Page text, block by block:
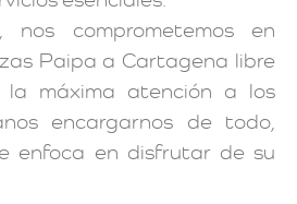
nos comprometemos en
Paipa a Cartagena libre
máxima atención a los
encargarnos de todo,
enfoca en disfrutar de su